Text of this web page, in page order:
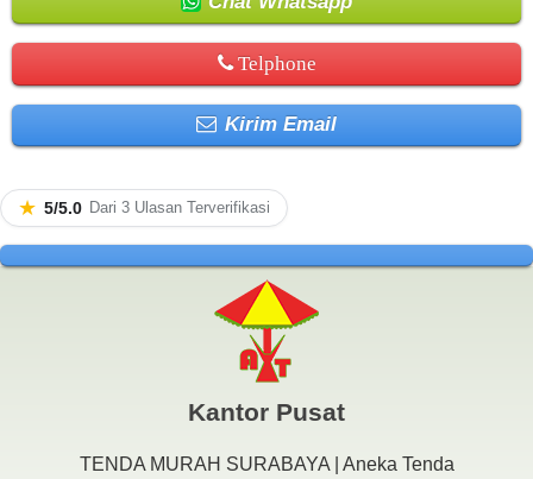
Telphone
Kirim Email
★ 5/5.0 Dari 3 Ulasan Terverifikasi
Kantor Pusat
TENDA MURAH SURABAYA | Aneka Tenda